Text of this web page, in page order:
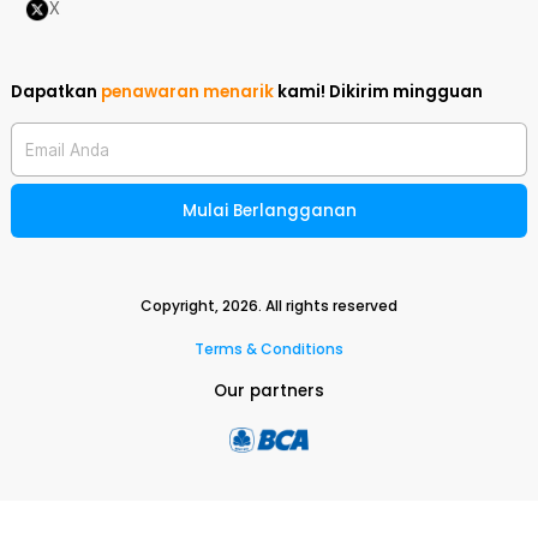
X
Dapatkan penawaran menarik kami! Dikirim mingguan
Email Anda
Mulai Berlangganan
Copyright,2026. All rights reserved
Terms & Conditions
Our partners